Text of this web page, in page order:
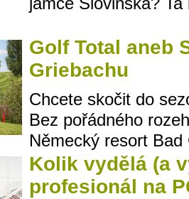
Golf Total aneb
Griebachu
Chcete skočit do
Bez pořádného
Německý resort Bad
Kolik vydělá (a
profesionál na